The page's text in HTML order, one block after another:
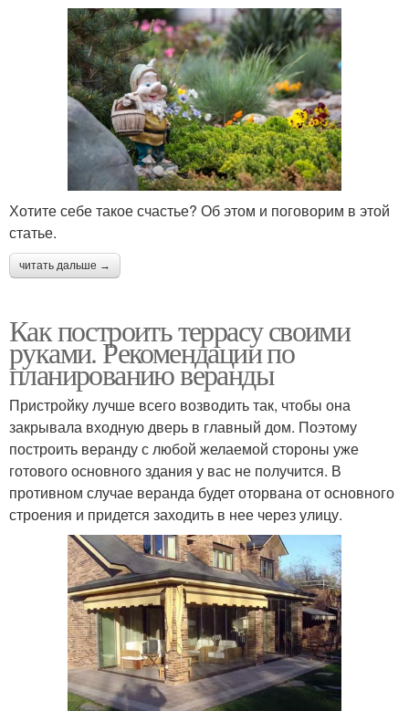
Хотите себе такое счастье? Об этом и поговорим в этой
статье.
читать дальше →
Как построить террасу своими
руками. Рекомендации по
планированию веранды
Пристройку лучше всего возводить так, чтобы она
закрывала входную дверь в главный дом. Поэтому
построить веранду с любой желаемой стороны уже
готового основного здания у вас не получится. В
противном случае веранда будет оторвана от основного
строения и придется заходить в нее через улицу.